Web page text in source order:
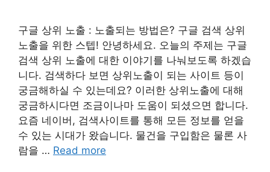
구글 상위 노출 : 노출되는 방법은? 구글 검색 상위
노출을 위한 스텝! 안녕하세요. 오늘의 주제는 구글
검색 상위 노출에 대한 이야기를 나눠보도록 하겠습
니다. 검색하다 보면 상위노출이 되는 사이트 등이
궁금해하실 수 있는데요? 이러한 상위노출에 대해
궁금하시다면 조금이나마 도움이 되셨으면 합니다.
요즘 네이버, 검색사이트를 통해 모든 정보를 얻을
수 있는 시대가 왔습니다. 물건을 구입함은 물론 사
람을 … Read more